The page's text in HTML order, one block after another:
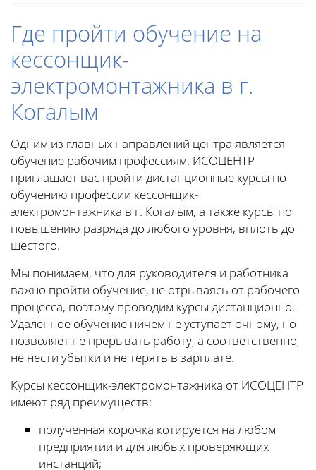
Где пройти обучение на
кессонщик-
электромонтажника в г.
Когалым
Одним из главных направлений центра является
обучение рабочим профессиям. ИСОЦЕНТР
приглашает вас пройти дистанционные курсы по
обучению профессии кессонщик-
электромонтажника в г. Когалым, а также курсы по
повышению разряда до любого уровня, вплоть до
шестого.
Мы понимаем, что для руководителя и работника
важно пройти обучение, не отрываясь от рабочего
процесса, поэтому проводим курсы дистанционно.
Удаленное обучение ничем не уступает очному, но
позволяет не прерывать работу, а соответственно,
не нести убытки и не терять в зарплате.
Курсы кессонщик-электромонтажника от ИСОЦЕНТР
имеют ряд преимуществ:
полученная корочка котируется на любом
предприятии и для любых проверяющих
инстанций;